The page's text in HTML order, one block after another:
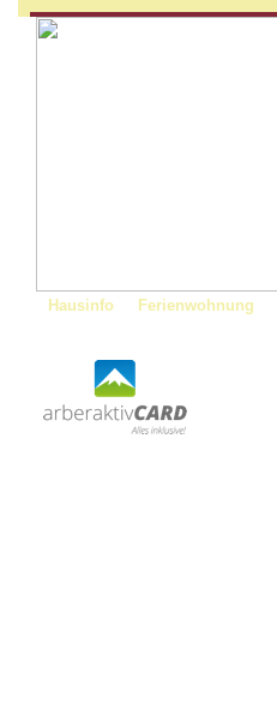
Hausinfo Ferienwohnung